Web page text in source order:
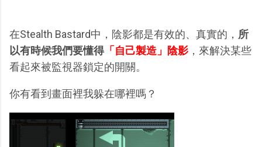
在Stealth Bastard中，陰影都是有效的、真實的， 所
以有時候我們要懂得「自己製造」陰影 ，來解決某些
看起來被監視器鎖定的開關。
你有看到畫面裡我躲在哪裡嗎？